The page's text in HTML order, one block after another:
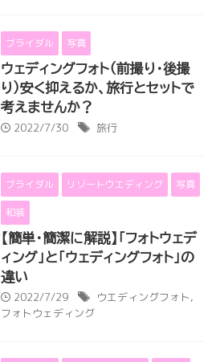
ブライダル
写真
ウェディングフォト（前撮り・後撮
り）安く抑えるか、旅行とセットで
考えませんか？
2022/7/30 旅行
ブライダル リゾートウエディング 写真
和装
【簡単・簡潔に解説】「フォトウェデ
ィング」と「ウェディングフォト」の
違い
2022/7/29 ウエディングフォト,
フォトウェディング